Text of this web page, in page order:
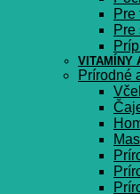
Pre
Pre
VITAMÍNY
Prírodné